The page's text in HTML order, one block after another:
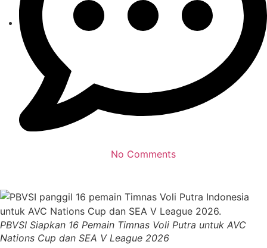
No Comments
PBVSI Siapkan 16 Pemain Timnas Voli Putra untuk AVC
Nations Cup dan SEA V League 2026